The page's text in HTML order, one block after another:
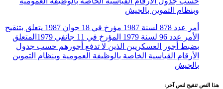
وبنظام التموين بالجيش
أمر عدد 878 لسنة 1987 مؤرخ في 18 جوان 1987 يتعلق بتنقيح
الأمر عدد 96 لسنة 1979 المؤرخ في 11 جانفي 1979المتعلق
بضبط أجور العسكريين الذين لا تدفع أجورهم حسب جدول
الأرقام القياسية الخاصة بالوظيفة العمومية وبنظام التموين
بالجيش
هذا النص تنقيح لنص آخر: